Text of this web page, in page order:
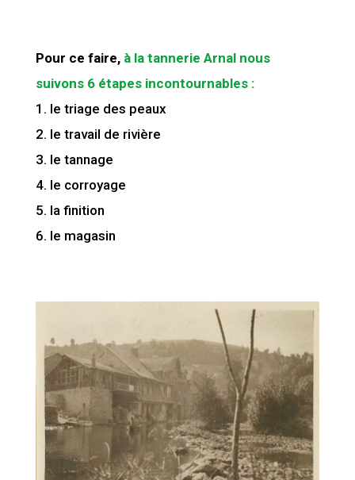
Pour ce faire, à la tannerie Arnal nous
suivons 6 étapes incontournables :
le triage des peaux
le travail de rivière
le tannage
le corroyage
la finition
le magasin